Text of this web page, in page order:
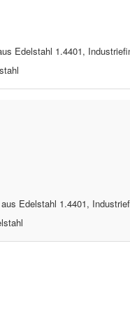
Edelstahl 1.4401,
Edelstahl 1.4401,